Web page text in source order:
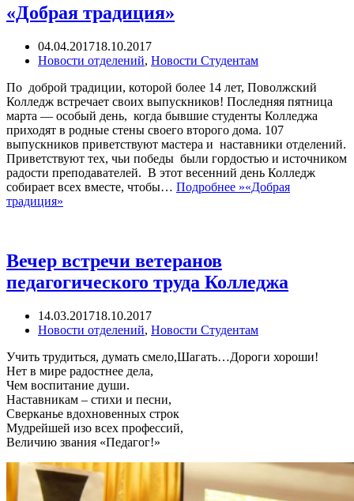
«Добрая традиция»
04.04.201718.10.2017
Новости отделений, Новости Студентам
По доброй традиции, которой более 14 лет, Поволжский
Колледж встречает своих выпускников! Последняя пятница
марта — особый день, когда бывшие студенты Колледжа
приходят в родные стены своего второго дома. 107
выпускников приветствуют мастера и наставники отделений.
Приветствуют тех, чьи победы были гордостью и источником
радости преподавателей. В этот весенний день Колледж
собирает всех вместе, чтобы… Подробнее »«Добрая
традиция»
Вечер встречи ветеранов
педагогического труда Колледжа
14.03.201718.10.2017
Новости отделений, Новости Студентам
Учить трудиться, думать смело,Шагать…Дороги хороши!
Нет в мире радостнее дела,
Чем воспитание души.
Наставникам – стихи и песни,
Сверканье вдохновенных строк
Мудрейшей изо всех профессий,
Величию звания «Педагог!»